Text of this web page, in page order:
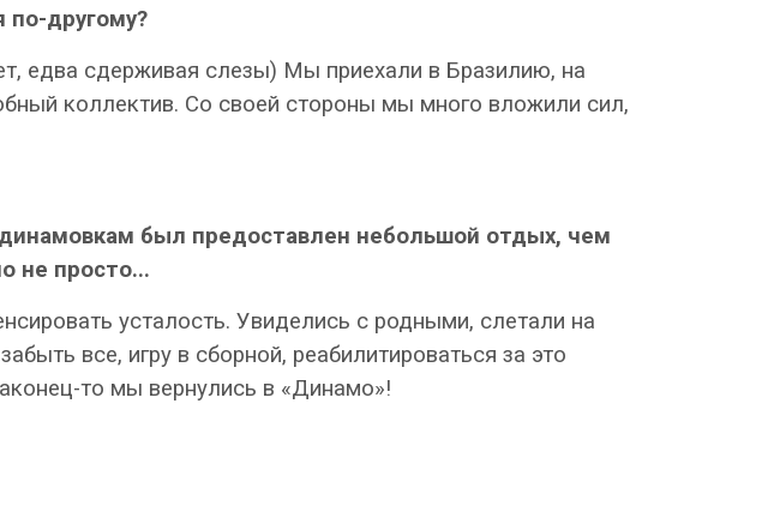
по-другому?
едва сдерживая слезы) Мы приехали в Бразилию, на
коллектив. Со своей стороны мы много вложили сил,
был предоставлен небольшой отдых, чем
не просто...
усталость. Увиделись с родными, слетали на
все, игру в сборной, реабилитироваться за это
то мы вернулись в «Динамо»!